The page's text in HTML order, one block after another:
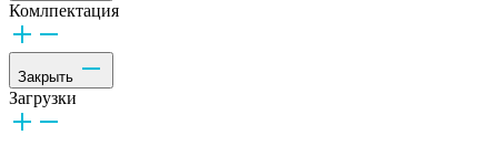
Комлпектация
Закрыть
Загрузки